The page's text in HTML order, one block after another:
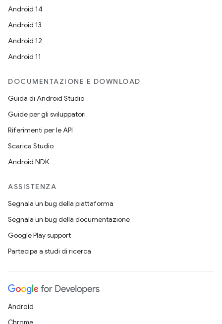
Android 14
Android 13
Android 12
Android 11
DOCUMENTAZIONE E DOWNLOAD
Guida di Android Studio
Guide per gli sviluppatori
Riferimenti per le API
Scarica Studio
Android NDK
ASSISTENZA
Segnala un bug della piattaforma
Segnala un bug della documentazione
Google Play support
Partecipa a studi di ricerca
Android